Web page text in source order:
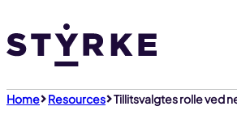
til
innhold
Home Resources Tillitsvalgtes rolle ved